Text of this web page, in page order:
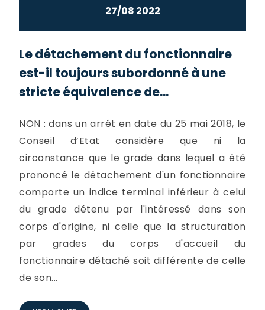
27/08 2022
Le détachement du fonctionnaire
est-il toujours subordonné à une
stricte équivalence de...
NON : dans un arrêt en date du 25 mai 2018, le
Conseil d’Etat considère que ni la
circonstance que le grade dans lequel a été
prononcé le détachement d'un fonctionnaire
comporte un indice terminal inférieur à celui
du grade détenu par l'intéressé dans son
corps d'origine, ni celle que la structuration
par grades du corps d'accueil du
fonctionnaire détaché soit différente de celle
de son...